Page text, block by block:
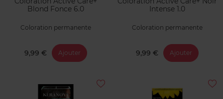
Blond Fonce 6.0
Coloration permanente
9,99 € Ajouter
Intense 1.0
Coloration permanente
9,99 € Ajouter